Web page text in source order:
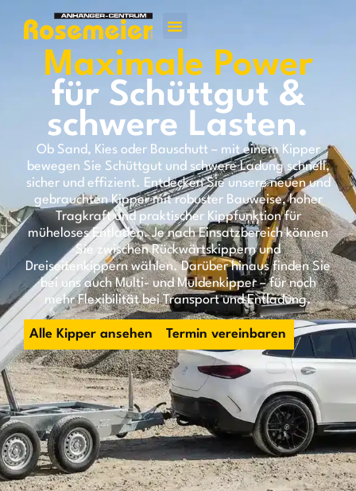
Maximale Power
für Schüttgut &
schwere Lasten.
Ob Sand, Kies oder Bauschutt – mit einem Kipper
bewegen Sie Schüttgut und schwere Ladung schnell,
sicher und effizient. Entdecken Sie unsere neuen und
gebrauchten Kipper mit robuster Bauweise, hoher
Tragkraft und praktischer Kippfunktion für
müheloses Entladen. Je nach Einsatzbereich können
Sie zwischen Rückwärtskippern und
Dreiseitenkippern wählen. Darüber hinaus finden Sie
bei uns auch Multi- und Muldenkipper – für noch
mehr Flexibilität bei Transport und Entladung.
Alle Kipper ansehen Termin vereinbaren